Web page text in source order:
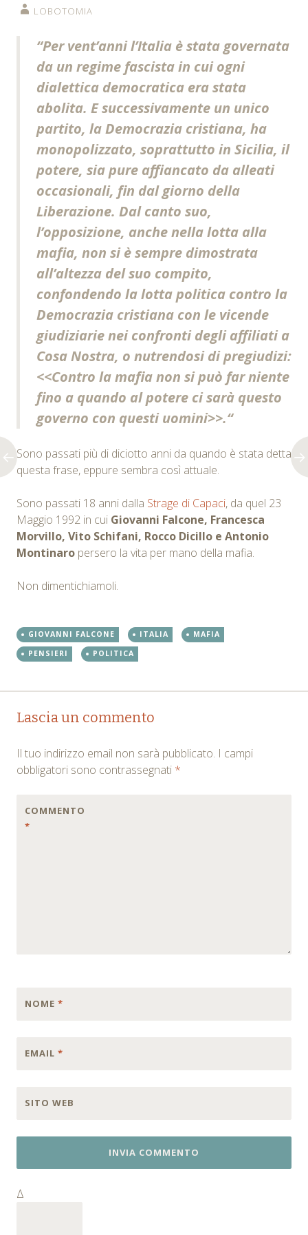
LOBOTOMIA
“Per vent’anni l’Italia è stata governata
da un regime fascista in cui ogni
dialettica democratica era stata
abolita. E successivamente un unico
partito, la Democrazia cristiana, ha
monopolizzato, soprattutto in Sicilia, il
potere, sia pure affiancato da alleati
occasionali, fin dal giorno della
Liberazione. Dal canto suo,
l’opposizione, anche nella lotta alla
mafia, non si è sempre dimostrata
all’altezza del suo compito,
confondendo la lotta politica contro la
Democrazia cristiana con le vicende
giudiziarie nei confronti degli affiliati a
Cosa Nostra, o nutrendosi di pregiudizi:
<<Contro la mafia non si può far niente
fino a quando al potere ci sarà questo
governo con questi uomini>>.“
Sono passati più di diciotto anni da quando è stata detta
questa frase, eppure sembra così attuale.
Sono passati 18 anni dalla Strage di Capaci, da quel 23
Maggio 1992 in cui Giovanni Falcone, Francesca
Morvillo, Vito Schifani, Rocco Dicillo e Antonio
Montinaro persero la vita per mano della mafia.
Non dimentichiamoli.
GIOVANNI FALCONE ITALIA
MAFIA
PENSIERI
POLITICA
Post
Lascia un commento
Il tuo indirizzo email non sarà pubblicato. I campi
obbligatori sono contrassegnati *
COMMENTO
*
NOME *
EMAIL *
SITO WEB
Δ